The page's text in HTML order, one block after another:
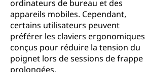
ordinateurs de bureau et des
appareils mobiles. Cependant,
certains utilisateurs peuvent
préférer les claviers ergonomiques
conçus pour réduire la tension du
poignet lors de sessions de frappe
prolongées.